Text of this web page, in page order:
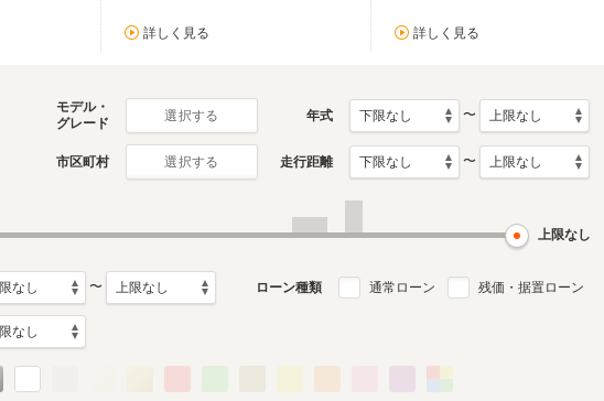
詳しく見る 詳しく見る
生産モデル
モデル・
グレード
選択する 年式 〜
市区町村 選択する 走行距離 〜
上限なし
〜 ローン種類 通常ローン 残価・据置ローン